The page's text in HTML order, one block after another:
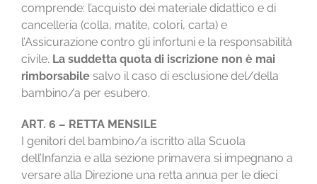
comprende: l’acquisto dei materiale didattico e di
cancelleria (colla, matite, colori, carta) e
l’Assicurazione contro gli infortuni e la responsabilità
civile. La suddetta quota di iscrizione non è mai
rimborsabilesalvo il caso di esclusione del/della
bambino/a per esubero.
ART. 6 – RETTA MENSILE
I genitori del bambino/a iscritto alla Scuola
dell’Infanzia e alla sezione primavera si impegnano a
versare alla Direzione una retta annua per le dieci